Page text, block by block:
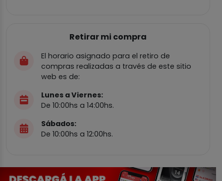
Retirar mi compra
El horario asignado para el retiro de
compras realizadas a través de este sitio
web es de:
Lunes a Viernes:
De 10:00hs a 14:00hs.
Sábados:
De 10:00hs a 12:00hs.